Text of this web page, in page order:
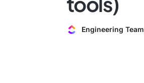
Engineering Team